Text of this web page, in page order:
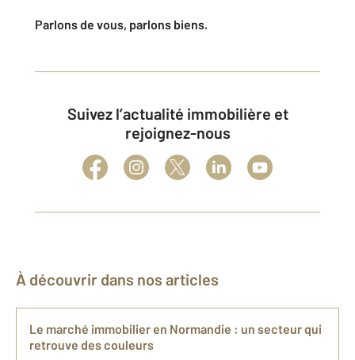
Parlons de vous, parlons biens.
Suivez l’actualité immobilière et
rejoignez-nous
À découvrir dans nos articles
Le marché immobilier en Normandie : un secteur qui
retrouve des couleurs